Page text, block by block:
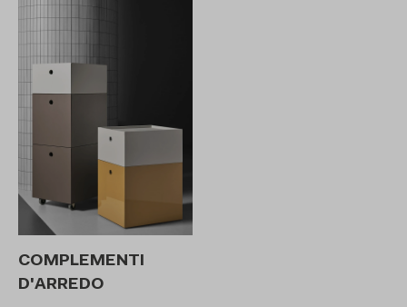
COMPLEMENTI
D'ARREDO